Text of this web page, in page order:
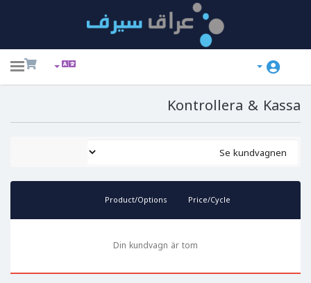
Kontrollera & Kassa
Product/Options Price/Cycle
Din kundvagn är tom